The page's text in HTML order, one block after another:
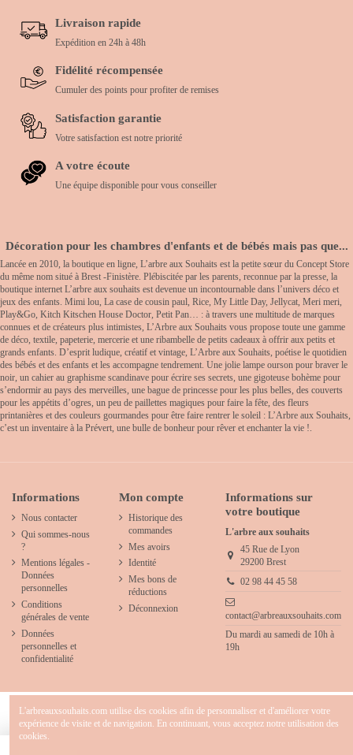
Livraison rapide
Expédition en 24h à 48h
Fidélité récompensée
Cumuler des points pour profiter de remises
Satisfaction garantie
Votre satisfaction est notre priorité
A votre écoute
Une équipe disponible pour vous conseiller
Décoration pour les chambres d'enfants et de bébés mais pas que...
Lancée en 2010, la boutique en ligne, L’arbre aux Souhaits est la petite sœur du Concept Store
du même nom situé à Brest -Finistère. Plébiscitée par les parents, reconnue par la presse, la
boutique internet L’arbre aux souhaits est devenue un incontournable dans l’univers déco et
jeux des enfants. Mimi lou, La case de cousin paul, Rice, My Little Day, Jellycat, Meri meri,
Play&Go, Kitch Kitschen House Doctor, Petit Pan… : à travers une multitude de marques
connues et de créateurs plus intimistes, L’Arbre aux Souhaits vous propose toute une gamme
de déco, textile, papeterie, mercerie et une ribambelle de petits cadeaux à offrir aux petits et
grands enfants. D’esprit ludique, créatif et vintage, L’Arbre aux Souhaits, poétise le quotidien
des bébés et des enfants et les accompagne tendrement. Une jolie lampe ourson pour braver le
noir, un cahier au graphisme scandinave pour écrire ses secrets, une gigoteuse bohème pour
s’endormir au pays des merveilles, une bague de princesse pour les plus belles, des couverts
pour les appétits d’ogres, un peu de paillettes magiques pour faire la fête, des fleurs
printanières et des couleurs gourmandes pour être faire rentrer le soleil : L’Arbre aux Souhaits,
c’est un inventaire à la Prévert, une bulle de bonheur pour rêver et enchanter la vie !.
Informations
Nous contacter
Qui sommes-nous
?
Mentions légales -
Données
personnelles
Conditions
générales de vente
Données
personnelles et
confidentialité
Mon compte
Historique des
commandes
Mes avoirs
Identité
Mes bons de
réductions
Déconnexion
Informations sur
votre boutique
L'arbre aux souhaits
45 Rue de Lyon
29200 Brest
02 98 44 45 58
contact@arbreauxsouhaits.com
Du mardi au samedi de 10h à
19h
L'arbreauxsouhaits.com utilise des cookies afin de personnaliser et d'améliorer votre
expérience de visite et de navigation. En continuant, vous acceptez notre utilisation des
cookies.